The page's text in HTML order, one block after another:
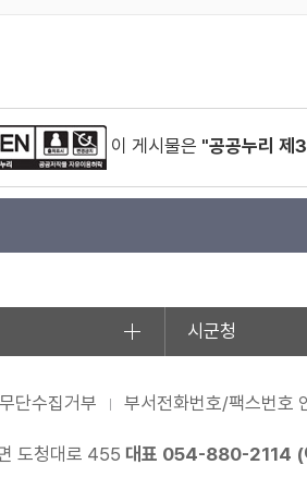
이 게시물은 "공공누리 제
시군청
단수집거부 부서전화번호/팩스번호
도청대로 455 대표 054-880-2114